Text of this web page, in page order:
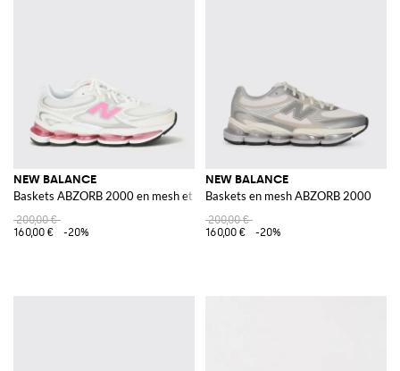
NEW BALANCE
Baskets ABZORB 2000 en mesh et caoutchouc
200,00 €
160,00 €
-20%
NEW BALANCE
Baskets en mesh ABZORB 2000
200,00 €
160,00 €
-20%